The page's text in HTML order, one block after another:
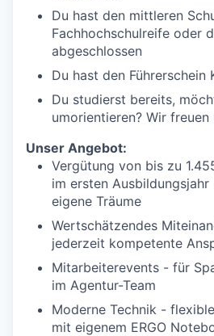
Du hast den mittleren
Fachhochschulreife oder
abgeschlossen
Du hast den Führerschein
Du studierst bereits,
umorientieren? Wir freuen
Unser Angebot:
Vergütung von bis zu
im ersten
eigene Träume
Wertschätzendes
jederzeit kompetente
Mitarbeiterevents - für
im Agentur-Team
Moderne Technik -
mit eigenem ERGO